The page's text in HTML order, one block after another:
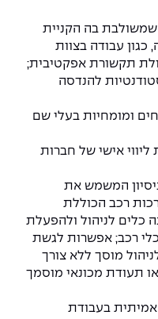
שמשולבת בה הקניית
כגון עבודה בצוות
תקשורת אפקטיבית;
להנדסה
ומומחיות בעלי שם
אישי של חברות
המשמש את
רכב הכוללת
כלים לניהול ולהפעלת
רכב; אפשרות לגשת
מוסך ללא צורך
תעודת מכונאי מוסמך
בעבודת